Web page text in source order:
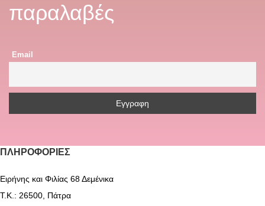
παραλαβές
Email
ΠΛΗΡΟΦΟΡΊΕΣ
Ειρήνης και Φιλίας 68 Δεμένικα
Τ.Κ.: 26500, Πάτρα